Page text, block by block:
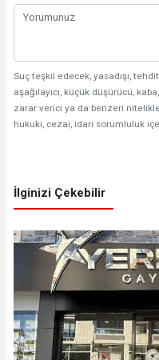
Suç teşkil edecek, yasadışı,
aşağılayıcı, küçük düşürücü,
zarar verici ya da benzeri
hukuki, cezai, idari sorumluluk
İlginizi Çekebilir